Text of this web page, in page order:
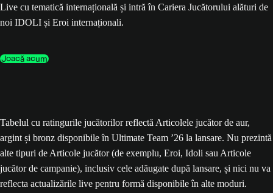
Live cu tematică internațională și intră în Cariera Jucătorului alături de
noi IDOLI și Eroi internaționali.
Joacă acum
Tabelul cu ratingurile jucătorilor reflectă Articolele jucător de aur,
argint și bronz disponibile în Ultimate Team ’26 la lansare. Nu prezintă
alte tipuri de Articole jucător (de exemplu, Eroi, Idoli sau Articole
jucător de campanie), inclusiv cele adăugate după lansare, și nici nu va
reflecta actualizările live pentru formă disponibile în alte moduri.